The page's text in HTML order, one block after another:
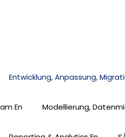
Entwicklung, Anpassung,
En Modellierung,